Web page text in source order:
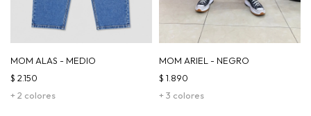
MOM ALAS - MEDIO
+ 2 colores
$ 2.150
MOM ARIEL - NEGRO
+ 3 colores
$ 1.890